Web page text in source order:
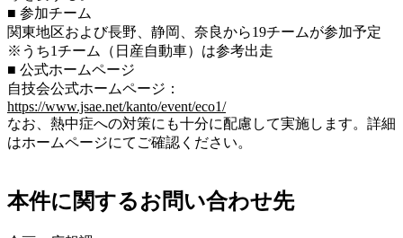
■ 参加チーム
関東地区および長野、静岡、奈良から19チームが参加予定
※うち1チーム（日産自動車）は参考出走
■ 公式ホームページ
自技会公式ホームページ：
https://www.jsae.net/kanto/event/eco1/
なお、熱中症への対策にも十分に配慮して実施します。詳細
はホームページにてご確認ください。
本件に関するお問い合わせ先